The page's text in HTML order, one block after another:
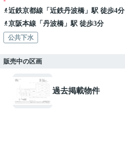
近鉄京都線「 近鉄丹波橋」駅 徒歩4分
京阪本線「 丹波橋」駅 徒歩3分
公共下水
販売中の区画
過去掲載物件